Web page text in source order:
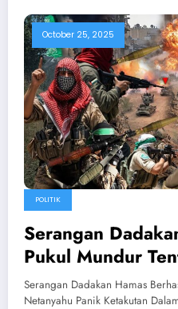
October 25, 2025
POLITIK
Serangan
Pukul Mundur
Netanyahu Panik
Serangan Dadakan Hamas
Netanyahu Panik Ketakutan